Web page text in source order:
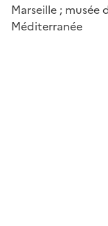
Marseille ; musée
Méditerranée